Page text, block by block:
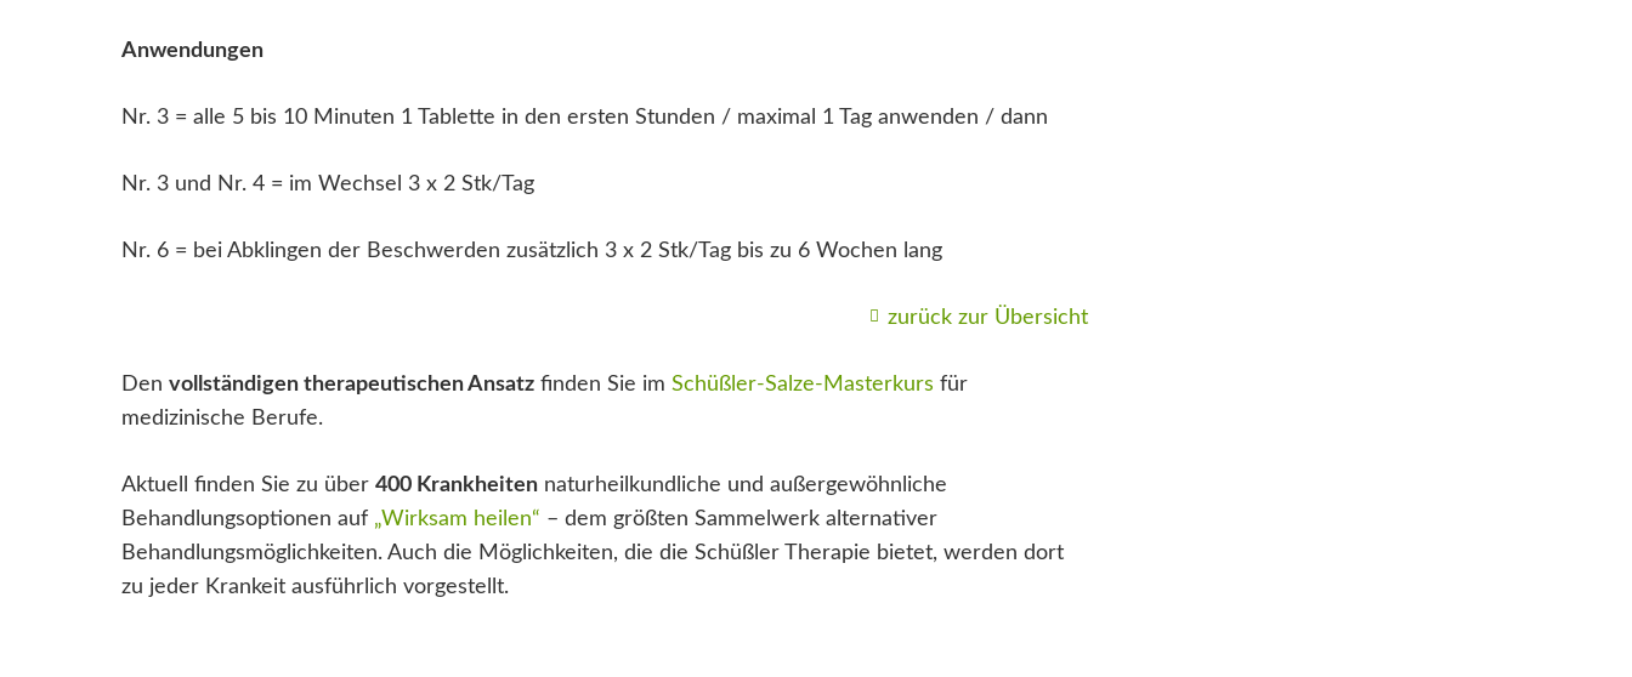
Anwendungen
Nr. 3 = alle 5 bis 10 Minuten 1 Tablette in den ersten Stunden / maximal 1 Tag anwenden / dann
Nr. 3 und Nr. 4 = im Wechsel 3 x 2 Stk/Tag
Nr. 6 = bei Abklingen der Beschwerden zusätzlich 3 x 2 Stk/Tag bis zu 6 Wochen lang
zurück zur Übersicht
Den vollständigen therapeutischen Ansatzfinden Sie im Schüßler-Salze-Masterkurs für
medizinische Berufe.
Aktuell finden Sie zu über 400 Krankheitennaturheilkundliche und außergewöhnliche
Behandlungsoptionen auf „Wirksam heilen“ – dem größten Sammelwerk alternativer
Behandlungsmöglichkeiten. Auch die Möglichkeiten, die die Schüßler Therapie bietet, werden dort
zu jeder Krankeit ausführlich vorgestellt.